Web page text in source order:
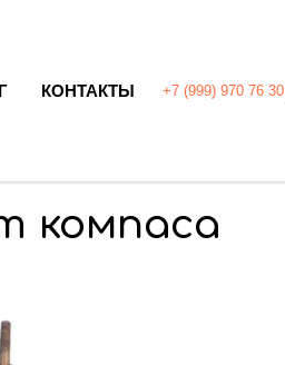
КОНТАКТЫ +7 (999) 970 76 30
компаса